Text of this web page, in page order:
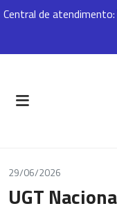
Central de atendimento:
29/06/2026
UGT